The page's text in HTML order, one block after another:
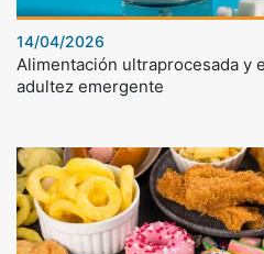
14/04/2026
Alimentación ultraprocesada y
adultez emergente